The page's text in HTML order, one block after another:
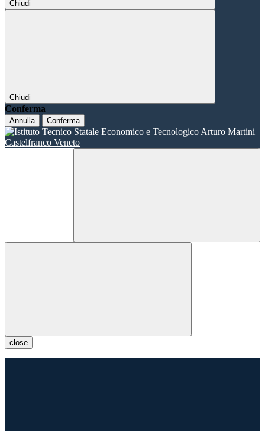
Chiudi
Chiudi
Conferma
Annulla Conferma
close